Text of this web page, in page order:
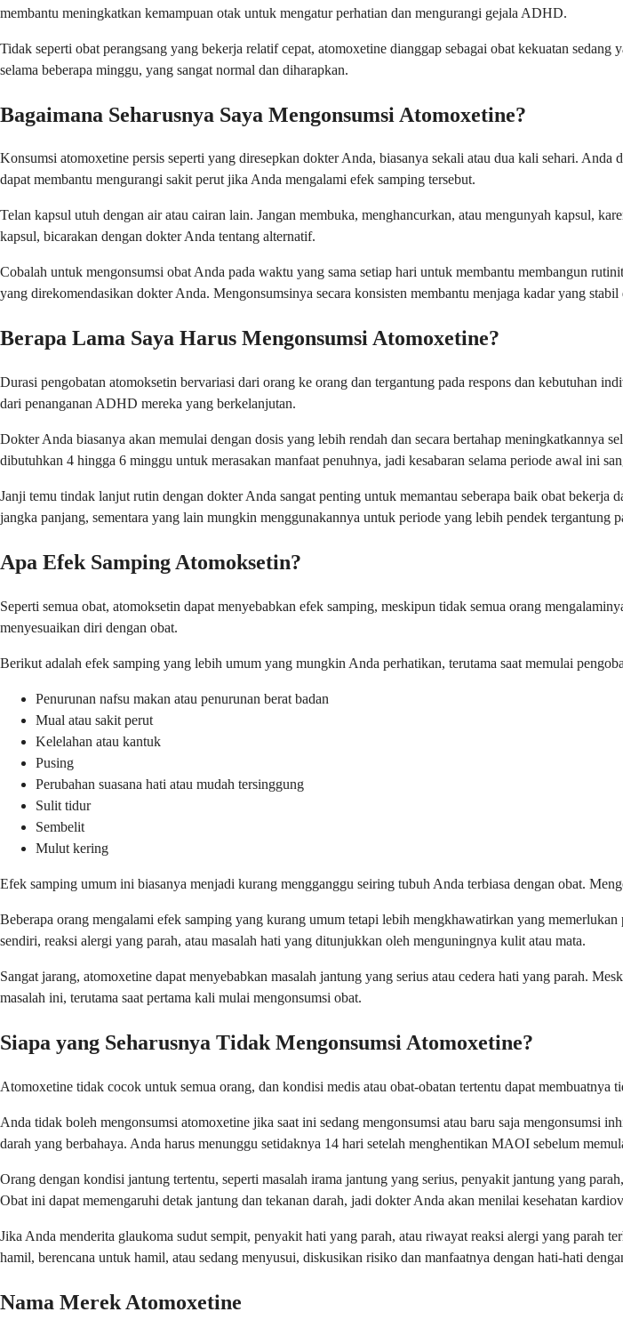
membantu meningkatkan kemampuan otak untuk mengatur perhatian dan mengurangi gejala ADHD.
Tidak seperti obat perangsang yang bekerja relatif cepat, atomoxetine dianggap sebagai obat kekuatan
selama beberapa minggu, yang sangat normal dan diharapkan.
Bagaimana Seharusnya Saya Mengonsumsi Atomoxetine?
Konsumsi atomoxetine persis seperti yang diresepkan dokter Anda, biasanya sekali atau dua kali sehari.
dapat membantu mengurangi sakit perut jika Anda mengalami efek samping tersebut.
Telan kapsul utuh dengan air atau cairan lain. Jangan membuka, menghancurkan, atau mengunyah kapsul,
kapsul, bicarakan dengan dokter Anda tentang alternatif.
Cobalah untuk mengonsumsi obat Anda pada waktu yang sama setiap hari untuk membantu membangun
yang direkomendasikan dokter Anda. Mengonsumsinya secara konsisten membantu menjaga kadar yang stabil
Berapa Lama Saya Harus Mengonsumsi Atomoxetine?
Durasi pengobatan atomoksetin bervariasi dari orang ke orang dan tergantung pada respons dan kebutuhan
dari penanganan ADHD mereka yang berkelanjutan.
Dokter Anda biasanya akan memulai dengan dosis yang lebih rendah dan secara bertahap meningkatkannya
dibutuhkan 4 hingga 6 minggu untuk merasakan manfaat penuhnya, jadi kesabaran selama periode awal ini
Janji temu tindak lanjut rutin dengan dokter Anda sangat penting untuk memantau seberapa baik obat
jangka panjang, sementara yang lain mungkin menggunakannya untuk periode yang lebih pendek tergantung
Apa Efek Samping Atomoksetin?
Seperti semua obat, atomoksetin dapat menyebabkan efek samping, meskipun tidak semua orang
menyesuaikan diri dengan obat.
Berikut adalah efek samping yang lebih umum yang mungkin Anda perhatikan, terutama saat memulai
Penurunan nafsu makan atau penurunan berat badan
Mual atau sakit perut
Kelelahan atau kantuk
Pusing
Perubahan suasana hati atau mudah tersinggung
Sulit tidur
Sembelit
Mulut kering
Efek samping umum ini biasanya menjadi kurang mengganggu seiring tubuh Anda terbiasa dengan obat.
Beberapa orang mengalami efek samping yang kurang umum tetapi lebih mengkhawatirkan yang
sendiri, reaksi alergi yang parah, atau masalah hati yang ditunjukkan oleh menguningnya kulit atau mata.
Sangat jarang, atomoxetine dapat menyebabkan masalah jantung yang serius atau cedera hati yang parah.
masalah ini, terutama saat pertama kali mulai mengonsumsi obat.
Siapa yang Seharusnya Tidak Mengonsumsi Atomoxetine?
Atomoxetine tidak cocok untuk semua orang, dan kondisi medis atau obat-obatan tertentu dapat
Anda tidak boleh mengonsumsi atomoxetine jika saat ini sedang mengonsumsi atau baru saja
darah yang berbahaya. Anda harus menunggu setidaknya 14 hari setelah menghentikan MAOI sebelum
Orang dengan kondisi jantung tertentu, seperti masalah irama jantung yang serius, penyakit jantung yang
Obat ini dapat memengaruhi detak jantung dan tekanan darah, jadi dokter Anda akan menilai kesehatan
Jika Anda menderita glaukoma sudut sempit, penyakit hati yang parah, atau riwayat reaksi alergi yang
hamil, berencana untuk hamil, atau sedang menyusui, diskusikan risiko dan manfaatnya dengan hati-hati
Nama Merek Atomoxetine